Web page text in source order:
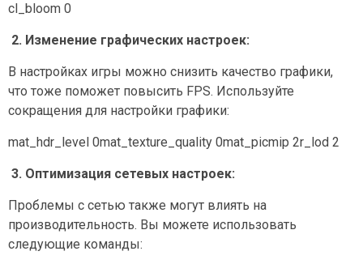
cl_bloom 0
2. Изменение графических настроек:
В настройках игры можно снизить качество графики,
что тоже поможет повысить FPS. Используйте
сокращения для настройки графики:
mat_hdr_level 0mat_texture_quality 0mat_picmip 2r_lod 2
3. Оптимизация сетевых настроек:
Проблемы с сетью также могут влиять на
производительность. Вы можете использовать
следующие команды: